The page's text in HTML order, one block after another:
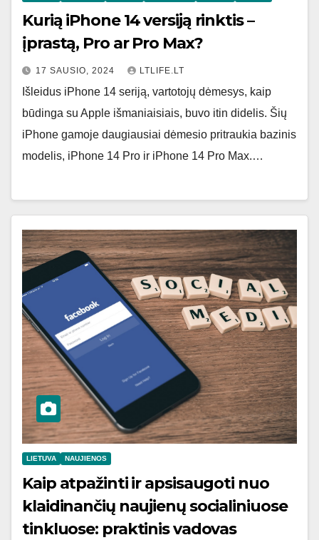
Kurią iPhone 14 versiją rinktis –
įprastą, Pro ar Pro Max?
17 SAUSIO, 2024 LTLIFE.LT
Išleidus iPhone 14 seriją, vartotojų dėmesys, kaip
būdinga su Apple išmaniaisiais, buvo itin didelis. Šių
iPhone gamoje daugiausiai dėmesio pritraukia bazinis
modelis, iPhone 14 Pro ir iPhone 14 Pro Max.…
LIETUVA NAUJIENOS
Kaip atpažinti ir apsisaugoti nuo
klaidinančių naujienų socialiniuose
tinkluose: praktinis vadovas